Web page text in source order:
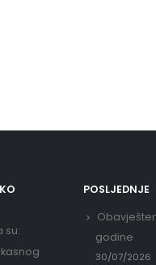
su:
POSLJEDNJE
godine
30/07/2026